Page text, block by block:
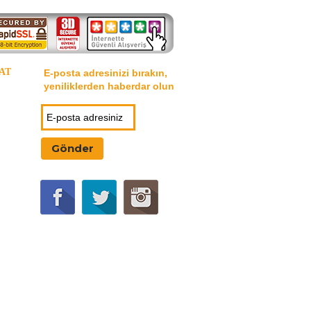
E-posta adresinizi bırakın,
yeniliklerden haberdar olun